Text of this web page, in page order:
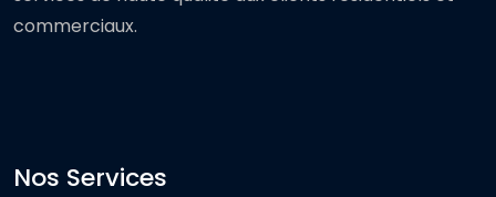
commerciaux.
Nos Services